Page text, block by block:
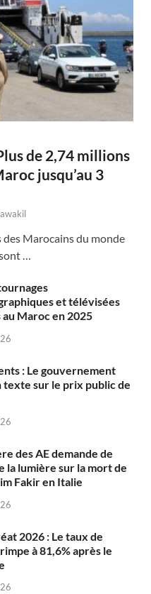
de 2,74 millions
jusqu’au 3
des Marocains du monde
…
et télévisées
Maroc en 2025
: Le gouvernement
texte sur le prix public de
des AE demande de
la lumière sur la mort de
Fakir en Italie
2026 : Le taux de
à 81,6% après le